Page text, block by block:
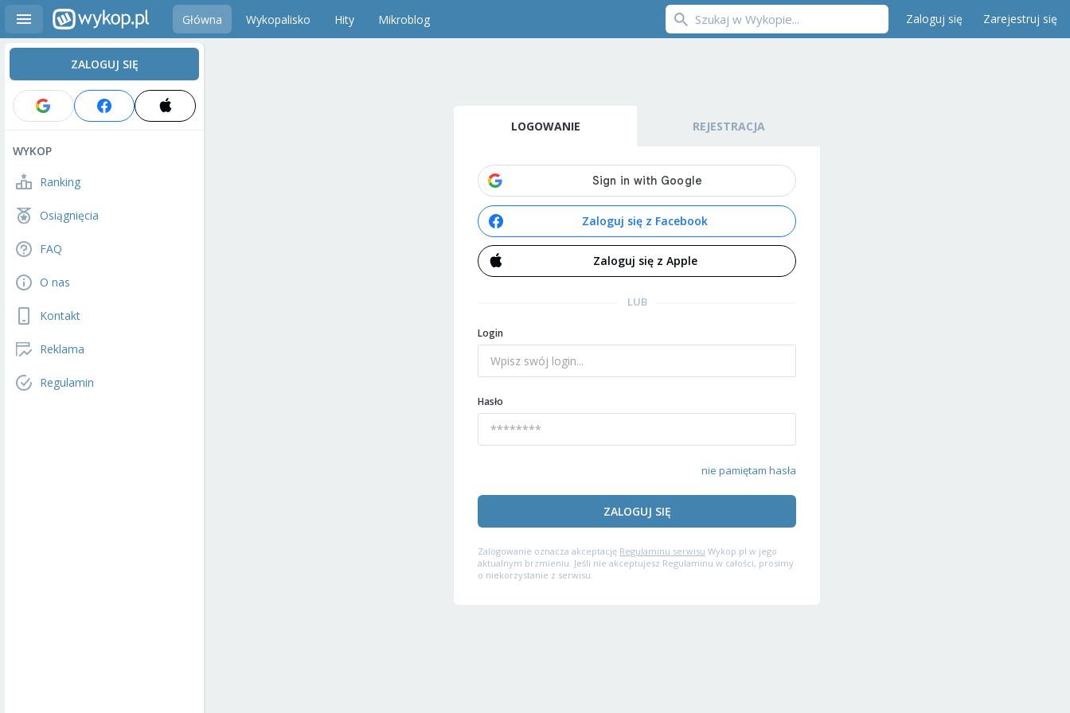
Główna Wykopalisko Hity Mikroblog Zaloguj się Zarejestruj się
ZALOGUJ SIĘ
WYKOP
Ranking
Osiągnięcia
FAQ
O nas
Kontakt
Reklama
Regulamin
LOGOWANIE REJESTRACJA
Zaloguj się z Facebook
Zaloguj się z Apple
LUB
Login
Hasło
nie pamiętam hasła
ZALOGUJ SIĘ
Zalogowanie oznacza akceptację Regulaminu serwisu Wykop.pl w jego
aktualnym brzmieniu. Jeśli nie akceptujesz Regulaminu w całości, prosimy
o niekorzystanie z serwisu.